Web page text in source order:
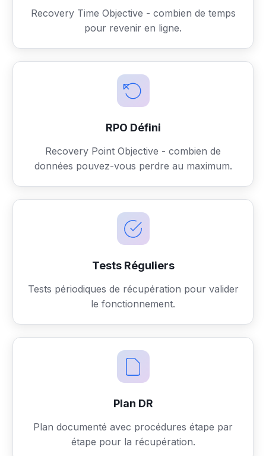
Recovery Time Objective - combien de temps
pour revenir en ligne.
RPO Défini
Recovery Point Objective - combien de
données pouvez-vous perdre au maximum.
Tests Réguliers
Tests périodiques de récupération pour valider
le fonctionnement.
Plan DR
Plan documenté avec procédures étape par
étape pour la récupération.